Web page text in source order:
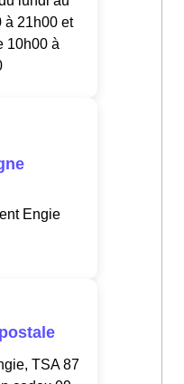
à 21h00 et
10h00 à
Engie
TSA 87